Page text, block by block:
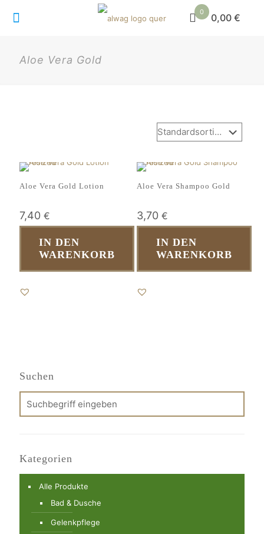
0 0,00 €
Aloe Vera Gold
Aloe Vera Gold Lotion
7,40 €
IN DEN
WARENKORB
Aloe Vera Shampoo Gold
3,70 €
IN DEN
WARENKORB
Suchen
Kategorien
Alle Produkte
Bad & Dusche
Gelenkpflege